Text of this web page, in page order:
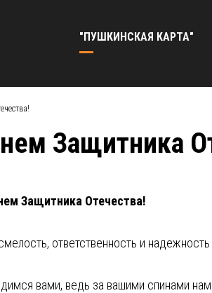
"ПУШКИНСКАЯ КАРТА"
Защитника
Защитника Отечества!
ответственность и надежность
вами, ведь за вашими спинами